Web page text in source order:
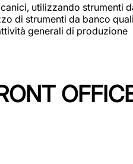
utilizzando strumenti
di strumenti da banco
generali di produzione